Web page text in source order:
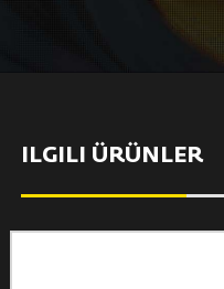
ILGILI ÜRÜNLER